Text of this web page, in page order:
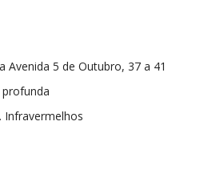
Avenida 5 de Outubro, 37 a 41
Infravermelhos